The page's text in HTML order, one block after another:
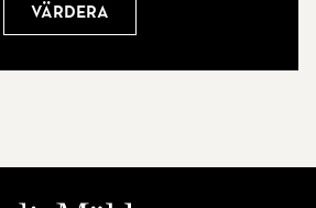
Värdera